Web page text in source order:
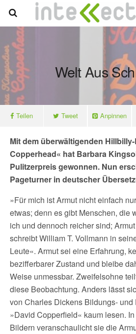
Welt Aus
Teilen Tweet Anpinnen
Mit dem überwältigenden
Copperhead« hat Barbara
Pulitzerpreis gewonnen. Nun
Pageturner in deutscher
»Für mich ist Armut nicht einfach
etwas; denn es gibt Menschen, die
ich und dennoch reicher sind;
schreibt William T. Vollmann in
Leute«. Armut sei eine Erfahrung,
bezifferbarer Zustand und bleibe
Weise unmessbar. Zweifelsohne
diese Beobachtung. Anders lässt
von Charles Dickens Bildungs-
»David Copperfield« kaum lesen.
Bildern veranschaulicht sie die